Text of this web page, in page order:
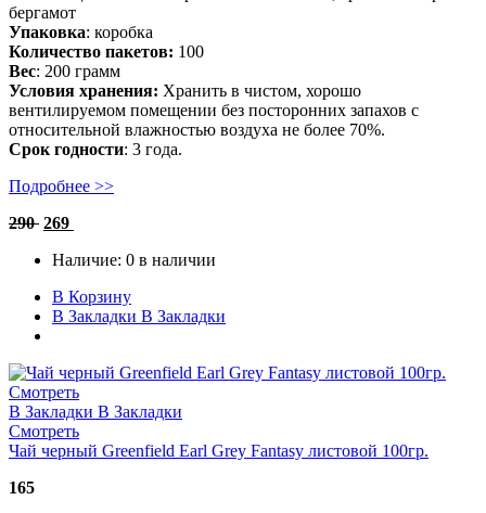
бергамот
Упаковка: коробка
Количество пакетов: 100
Вес: 200 грамм
Условия хранения: Хранить в чистом, хорошо
вентилируемом помещении без посторонних запахов с
относительной влажностью воздуха не более 70%.
Срок годности: 3 года.
Подробнее >>
290 269
Наличие: 0 в наличии
В Корзину
В Закладки В Закладки
Смотреть
В Закладки В Закладки
Смотреть
Чай черный Greenfield Earl Grey Fantasy листовой 100гр.
165